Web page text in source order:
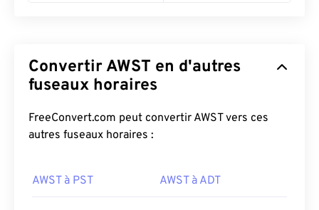
Convertir AWST en d'autres
fuseaux horaires
FreeConvert.com peut convertir AWST vers ces
autres fuseaux horaires :
AWST à PST AWST à ADT